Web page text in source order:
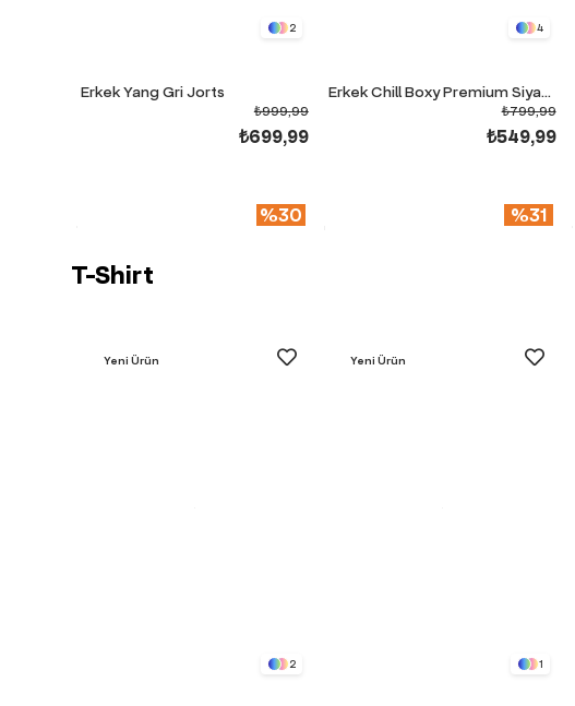
2
Erkek Yang Gri Jorts
₺699,99
₺999,99
%30
4
Erkek Chill Boxy Premium Siyah T-Shirt
₺549,99
₺799,99
%31
T-Shirt
2
Yeni Ürün
1
Yeni Ürün